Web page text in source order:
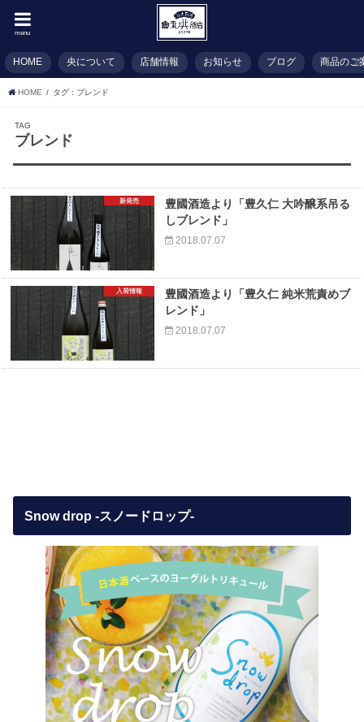
menu
HOME 央について 店舗情報 お知らせ ブログ 商品のご
HOME タグ : ブレンド
TAG
ブレンド
新発売
豊國酒造より「豊久仁 大吟醸系吊る
しブレンド」
2018.07.07
入荷情報
豊國酒造より「豊久仁 純米荒責めブ
レンド」
2018.07.07
Snow drop -スノードロップ-